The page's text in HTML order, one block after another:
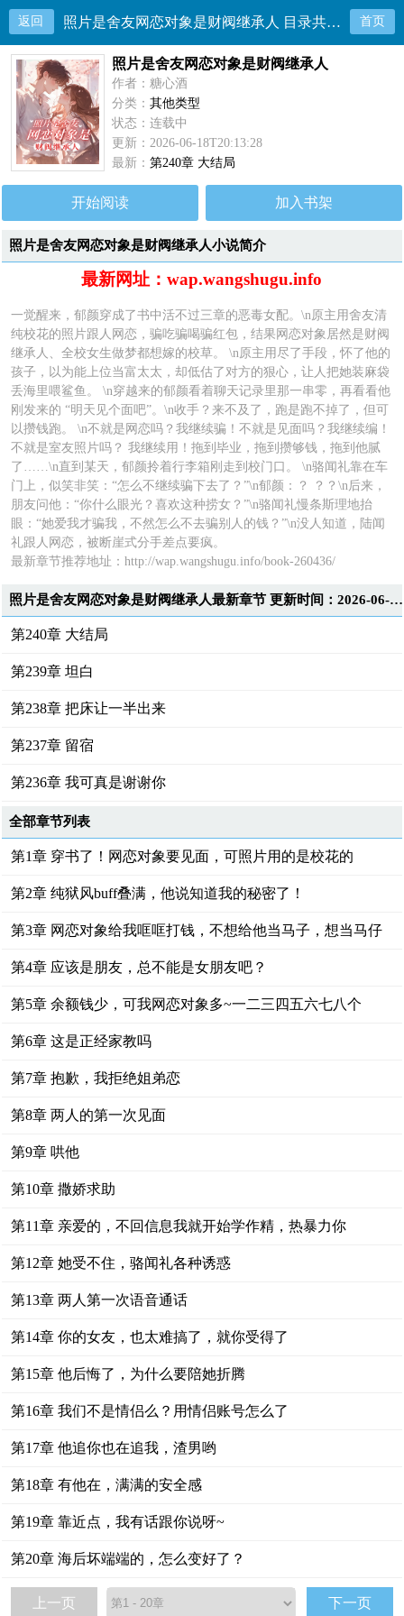
返回 照片是舍友网恋对象是财阀继承人 目录共246章 首页
照片是舍友网恋对象是财阀继承人
作者：糖心酒
分类：其他类型
状态：连载中
更新：2026-06-18T20:13:28
最新：第240章 大结局
开始阅读 加入书架
照片是舍友网恋对象是财阀继承人小说简介
最新网址：wap.wangshugu.info
一觉醒来，郁颜穿成了书中活不过三章的恶毒女配。\n原主用舍友清
纯校花的照片跟人网恋，骗吃骗喝骗红包，结果网恋对象居然是财阀
继承人、全校女生做梦都想嫁的校草。 \n原主用尽了手段，怀了他的
孩子，以为能上位当富太太，却低估了对方的狠心，让人把她装麻袋
丢海里喂鲨鱼。 \n穿越来的郁颜看着聊天记录里那一串零，再看看他
刚发来的 “明天见个面吧”。\n收手？来不及了，跑是跑不掉了，但可
以攒钱跑。 \n不就是网恋吗？我继续骗！不就是见面吗？我继续编！
不就是室友照片吗？ 我继续用！拖到毕业，拖到攒够钱，拖到他腻
了……\n直到某天，郁颜拎着行李箱刚走到校门口。 \n骆闻礼靠在车
门上，似笑非笑：“怎么不继续骗下去了？”\n郁颜：？ ？？\n后来，
朋友问他：“你什么眼光？喜欢这种捞女？”\n骆闻礼慢条斯理地抬
眼：“她爱我才骗我，不然怎么不去骗别人的钱？”\n没人知道，陆闻
礼跟人网恋，被断崖式分手差点要疯。
最新章节推荐地址：http://wap.wangshugu.info/book-260436/
照片是舍友网恋对象是财阀继承人最新章节 更新时间：2026-06-18T20:13:28
第240章 大结局
第239章 坦白
第238章 把床让一半出来
第237章 留宿
第236章 我可真是谢谢你
全部章节列表
第1章 穿书了！网恋对象要见面，可照片用的是校花的
第2章 纯狱风buff叠满，他说知道我的秘密了！
第3章 网恋对象给我哐哐打钱，不想给他当马子，想当马仔
第4章 应该是朋友，总不能是女朋友吧？
第5章 余额钱少，可我网恋对象多~一二三四五六七八个
第6章 这是正经家教吗
第7章 抱歉，我拒绝姐弟恋
第8章 两人的第一次见面
第9章 哄他
第10章 撒娇求助
第11章 亲爱的，不回信息我就开始学作精，热暴力你
第12章 她受不住，骆闻礼各种诱惑
第13章 两人第一次语音通话
第14章 你的女友，也太难搞了，就你受得了
第15章 他后悔了，为什么要陪她折腾
第16章 我们不是情侣么？用情侣账号怎么了
第17章 他追你也在追我，渣男哟
第18章 有他在，满满的安全感
第19章 靠近点，我有话跟你说呀~
第20章 海后坏端端的，怎么变好了？
上一页 下一页